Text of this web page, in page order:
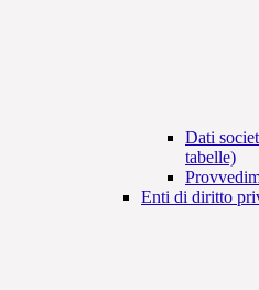
Dati
tabelle)
Enti di diritto